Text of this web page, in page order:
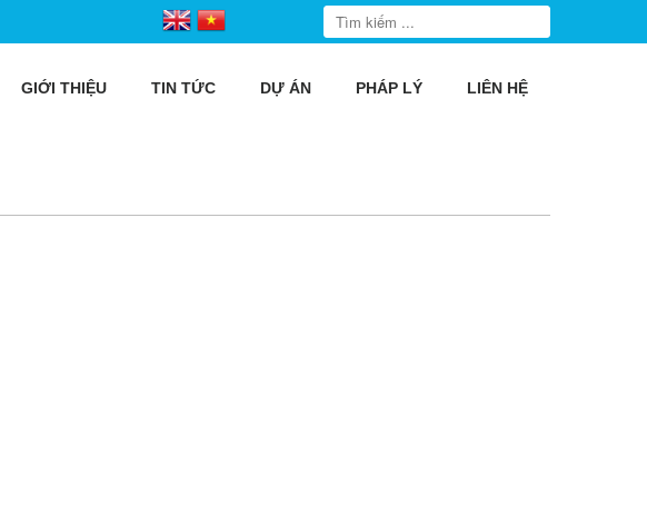
GIỚI THIỆU TIN TỨC DỰ ÁN PHÁP LÝ LIÊN HỆ